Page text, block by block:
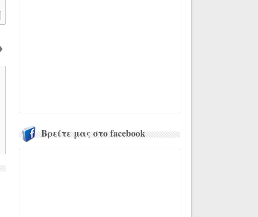
Βρείτε μας στο facebook